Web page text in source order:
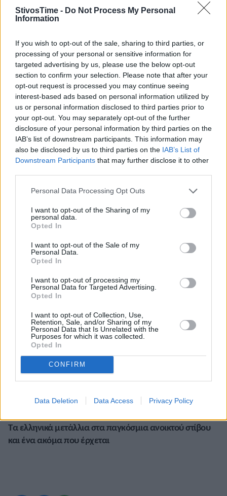
StivosTime - Do Not Process My Personal
Information
If you wish to opt-out of the sale, sharing to third parties, or
processing of your personal or sensitive information for
targeted advertising by us, please use the below opt-out
section to confirm your selection. Please note that after your
opt-out request is processed you may continue seeing
interest-based ads based on personal information utilized by
us or personal information disclosed to third parties prior to
your opt-out. You may separately opt-out of the further
disclosure of your personal information by third parties on the
IAB’s list of downstream participants. This information may
also be disclosed by us to third parties on the IAB’s List of
Downstream Participants that may further disclose it to other
Personal Data Processing Opt Outs
I want to opt-out of the Sharing of my
personal data.
Opted In
I want to opt-out of the Sale of my
Personal Data.
Opted In
I want to opt-out of processing my
Personal Data for Targeted Advertising.
Opted In
I want to opt-out of Collection, Use,
Retention, Sale, and/or Sharing of my
Personal Data that Is Unrelated with the
Purposes for which it was collected.
Opted In
CONFIRM
Data Deletion Data Access Privacy Policy
πενηντάρι σε ηλικία 39 ετών και 224 ημερών.
προκριματικό της δισκοβολίας ήταν , παρακαλώ, 48
ετών και 276 ημερών. Και δεν έριχνε σε
αγώνες βετεράνων, αλλά σε παγκόσμιο πρωτάθλημα.
Η νεότερη νικήτρια ήταν σε ηλικία 17 ετών και 248
ημερών η Τζαμαϊκανή Μέρλιν Φρέιζερ το 1991 σαν
μέλος της ομάδας 4Χ100. Εκτός σκυτάλης όμως, σε
ατομικό επίπεδο, η Τιρουνές Ντιμπάμπα (Αιθιοπία) το
2003 κέρδισε τα 5.000μ σε ηλικία 17 ετών και 333
ημερών.
Η Μέρλιν Ότι από το 1983 μέχρι το 2007 έτρεξε σε
παγκόσμια πρωταθλήματα πενήντα εννιά γύρους (59)!
Προκριματικά, προημιτελικά, ημιτελικά και τελικούς.
Στους άνδρες ο πρώτος (Μπολτ) είναι αρκετά πίσω με
44 (2005-2017). Ο Φράνκι Φρέντερικς (Ναμίμπια) έχει
41 από το 1991-2003, αλλά δεν είχε σκυτάλες η
Ναμπίμπια.
Ο νεότερος χρυσός νικητής ήταν το 1993 ο Κενυάτης
Ισμαϊλ Κιρούι στα 5.000μ. Ηταν τότε 18 ετών και 177
ημερών, ενώ στο ίδιο αγώνισμα νικητής δέκα χρόνια
αργότερα (2003) ήταν ο συμπατριώτης του Ελιουτ
Κιπτσόγκε, αλλά ήταν καμιά… εκατοστή μέρες
μεγαλύτερος από τη νίκη του Κιρούι (18 ετών και 299
ημερών ο Κιπτσόγκε).
Διαβάστε επίσης:
Διοργανώσεις και μεγάλες μορφές των παγκοσμίων
πρωταθλημάτων
Τα ελληνικά μετάλλια στα παγκόσμια ανοικτού στίβου
και ένα ακόμα που έρχεται